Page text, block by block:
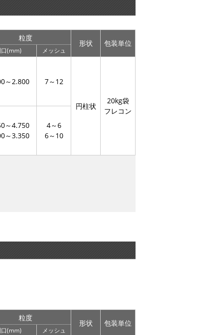
粒度
形状 包装単位
(mm) メッシュ
～2.800 7～12
円柱状
20kg袋
フレコン
～4.750
～3.350
4～6
6～10
粒度
形状 包装単位
(mm) メッシュ